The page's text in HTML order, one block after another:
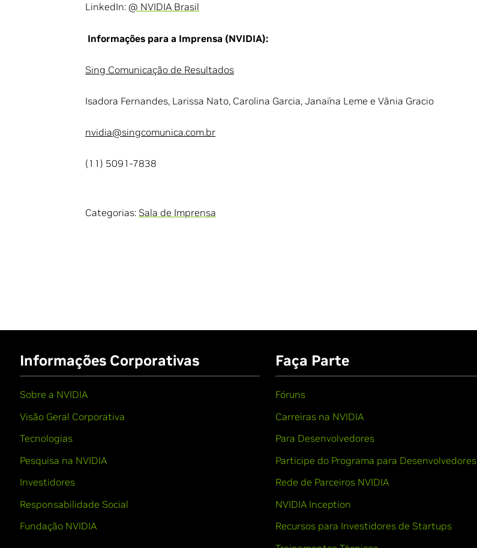
LinkedIn: @ NVIDIA Brasil
Informações para a Imprensa (NVIDIA):
Sing Comunicação de Resultados
Isadora Fernandes, Larissa Nato, Carolina Garcia, Janaína Leme e Vânia Gracio
nvidia@singcomunica.com.br
(11) 5091-7838
Categorias: Sala de Imprensa
Informações Corporativas
Sobre a NVIDIA
Visão Geral Corporativa
Tecnologias
Pesquisa na NVIDIA
Investidores
Responsabilidade Social
Fundação NVIDIA
Faça Parte
Fóruns
Carreiras na NVIDIA
Para Desenvolvedores
Participe do Programa para Desenvolvedores
Rede de Parceiros NVIDIA
NVIDIA Inception
Recursos para Investidores de Startups